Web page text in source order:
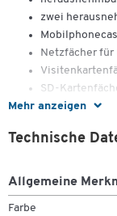
Mehr anzeigen
zwei
Netzfächer für
SD-
elastische
Innenmaße: ca.
Technische
Allgemeine
Farbe